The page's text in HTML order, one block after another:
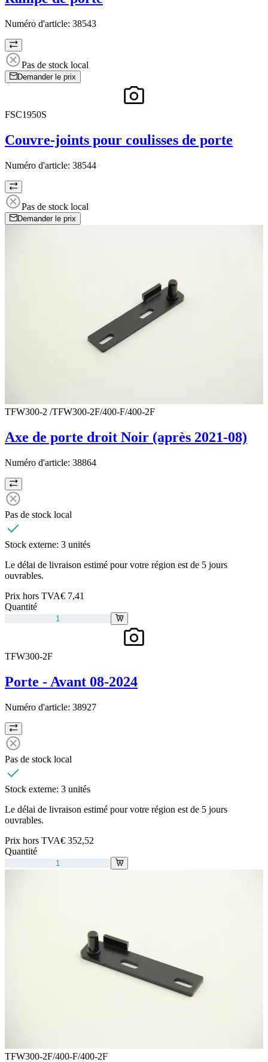
Numéro d'article: 38543
Pas de stock local
Demander le prix
FSC1950S
Couvre-joints pour coulisses de porte
Numéro d'article: 38544
Pas de stock local
Demander le prix
TFW300-2 /TFW300-2F/400-F/400-2F
Axe de porte droit Noir (après 2021-08)
Numéro d'article: 38864
Pas de stock local
Stock externe: 3 unités
Le délai de livraison estimé pour votre région est de 5 jours
ouvrables.
Prix hors TVA€ 7,41
Quantité
TFW300-2F
Porte - Avant 08-2024
Numéro d'article: 38927
Pas de stock local
Stock externe: 3 unités
Le délai de livraison estimé pour votre région est de 5 jours
ouvrables.
Prix hors TVA€ 352,52
Quantité
TFW300-2F/400-F/400-2F